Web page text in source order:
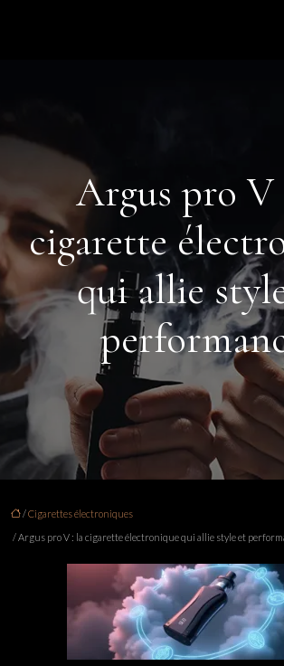
Argus pro V
cigarette
qui allie
/Cigarettes électroniques
/ Argus pro V : la cigarette électronique qui allie style et